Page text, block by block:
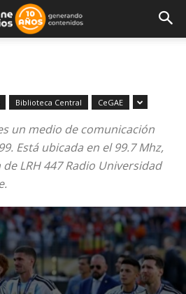
Biblioteca Central CeGAE
un medio de comunicación
Está ubicada en el 99.7 Mhz,
LRH 447 Radio Universidad